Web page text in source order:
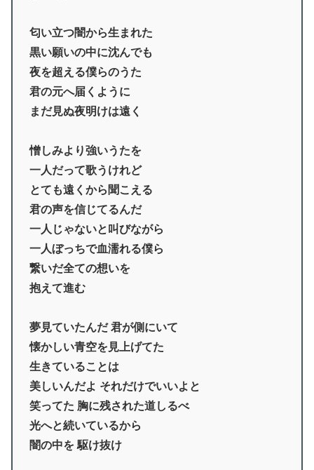
匂い立つ闇から生まれた
黒い願いの中に沈んでも
夜を超える僕らのうた
君の元へ届くように
まだ見ぬ夜明けは遠く
憎しみより強いうたを
一人だって歌うけれど
とても遠くから聞こえる
君の声を信じてるんだ
一人じゃないと叫びながら
一人ぼっちで血濡れる僕ら
繋いだ全ての想いを
抱えて進む
夢見ていたんだ 君が側にいて
懐かしい青空を見上げてた
生きていることは
美しいんだよ それだけでいいよと
笑ってた 胸に残された道しるべ
光へと続いているから
闇の中を 駆け抜け